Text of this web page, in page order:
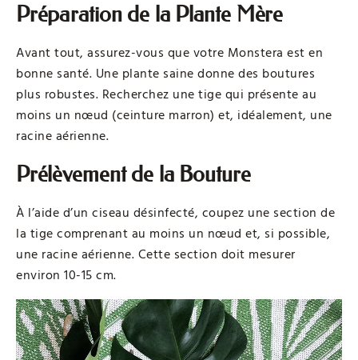
Préparation de la Plante Mère
Avant tout, assurez-vous que votre Monstera est en
bonne santé. Une plante saine donne des boutures
plus robustes. Recherchez une tige qui présente au
moins un nœud (ceinture marron) et, idéalement, une
racine aérienne.
Prélèvement de la Bouture
À l’aide d’un ciseau désinfecté, coupez une section de
la tige comprenant au moins un nœud et, si possible,
une racine aérienne. Cette section doit mesurer
environ 10-15 cm.